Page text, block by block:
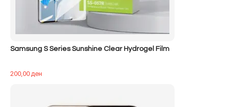
Samsung S Series Sunshine Clear Hydrogel Film
200,00ден